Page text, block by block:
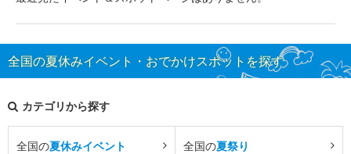
全国の夏休みイベント・おでかけスポットを探す
カテゴリから探す
全国の夏休みイベント 全国の夏祭り